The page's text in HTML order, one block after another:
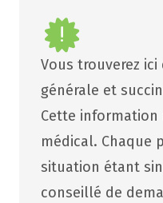
Vous trouverez
générale et
Cette information
médical. Chaque
situation étant
conseillé de